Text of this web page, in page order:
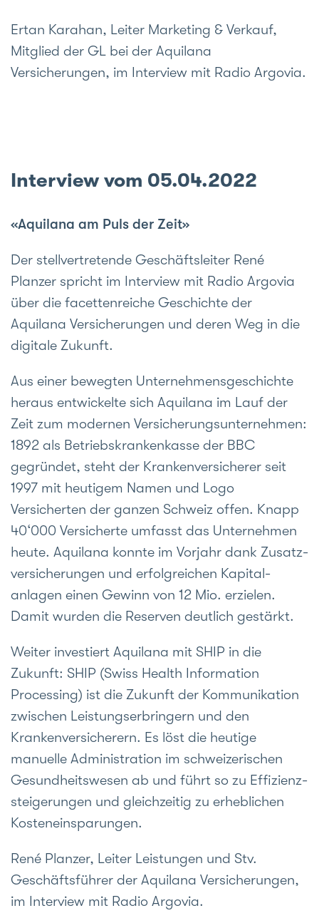
Ertan Karahan, Leiter Marketing & Verkauf,
Mitglied der GL bei der Aquilana
Versicherungen, im Interview mit Radio Argovia.
Interview vom 05.04.2022
«Aquilana am Puls der Zeit»
Der stellvertretende Geschäftsleiter René
Planzer spricht im Inter­view mit Radio Argovia
über die facettenreiche Geschichte der
Aquilana Ver­sicherungen und deren Weg in die
digitale Zukunft.
Aus einer bewegten Unter­nehmens­geschichte
heraus entwickelte sich Aquilana im Lauf der
Zeit zum modernen Ver­sicherungs­unternehmen:
1892 als Betriebs­krankenkasse der BBC
gegründet, steht der Kranken­versicherer seit
1997 mit heutigem Namen und Logo
Versicherten der ganzen Schweiz offen. Knapp
40‘000 Versicherte umfasst das Unter­nehmen
heute. Aquilana konnte im Vorjahr dank Zusatz­
versicherungen und erfolg­reichen Kapital­
anlagen einen Gewinn von 12 Mio. erzielen.
Damit wurden die Reserven deutlich gestärkt.
Weiter investiert Aquilana mit SHIP in die
Zukunft: SHIP (Swiss Health Information
Processing) ist die Zukunft der Kommuni­kation
zwischen Leistungs­erbringern und den
Kranken­versicherern. Es löst die heutige
manuelle Adminis­tration im schweize­rischen
Gesundheits­wesen ab und führt so zu Effizienz­
steigerungen und gleich­zeitig zu erheblichen
Kosten­einsparungen.
René Planzer, Leiter Leistungen und Stv.
Geschäftsführer der Aquilana Versicherungen,
im Interview mit Radio Argovia.